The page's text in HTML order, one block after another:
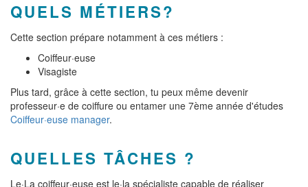
QUELS MÉTIERS?
Cette section prépare notamment à ces métiers :
Coiffeur·euse
Visagiste
Plus tard, grâce à cette section, tu peux même devenir
professeur·e de coiffure ou entamer une 7ème année d'études
Coiffeur·euse manager.
QUELLES TÂCHES ?
Le·La coiffeur·euse est le·la spécialiste capable de réaliser